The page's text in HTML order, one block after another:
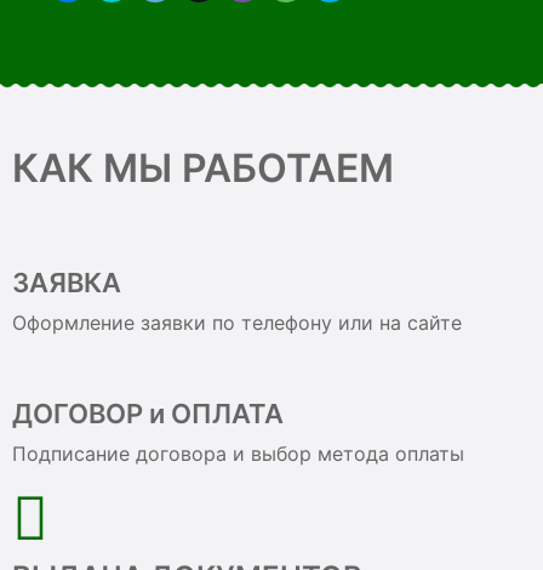
КАК МЫ РАБОТАЕМ
ЗАЯВКА
Оформление заявки по телефону или на сайте
ДОГОВОР и ОПЛАТА
Подписание договора и выбор метода оплаты